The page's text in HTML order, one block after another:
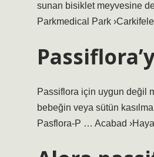
sunan bisiklet meyvesine
Parkmedical Park
Passiflora için uygun değil
bebeğin veya sütün
Pasflora-P … Acabad